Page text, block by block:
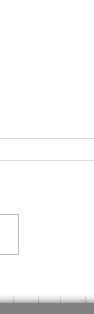
新しい“住ま